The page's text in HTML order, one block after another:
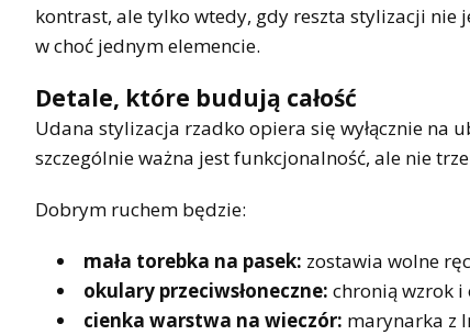
kontrast, ale tylko wtedy, gdy reszta stylizacji nie
w choć jednym elemencie.
Detale, które budują całość
Udana stylizacja rzadko opiera się wyłącznie
szczególnie ważna jest funkcjonalność, ale nie
Dobrym ruchem będzie:
mała torebka na pasek: zostawia wolne
okulary przeciwsłoneczne: chronią wzrok
cienka warstwa na wieczór: marynarka z